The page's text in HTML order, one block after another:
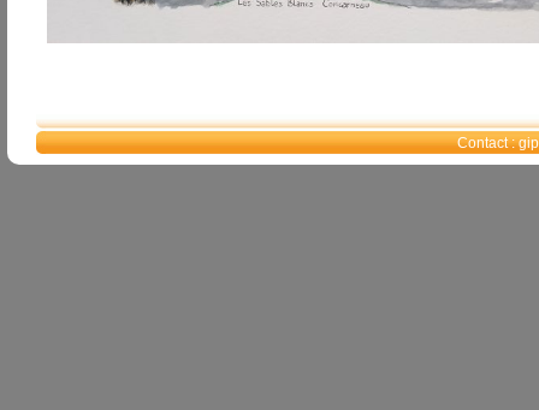
Contact :